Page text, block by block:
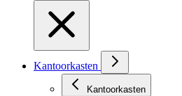
Kantoorkasten
Kantoorkasten